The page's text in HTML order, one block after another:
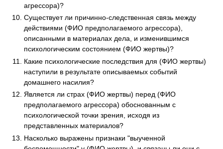
агрессора)?
Существует ли причинно-следственная связь между
действиями (ФИО предполагаемого агрессора),
описанными в материалах дела, и изменившимся
психологическим состоянием (ФИО жертвы)?
Какие психологические последствия для (ФИО жертвы)
наступили в результате описываемых событий
домашнего насилия?
Является ли страх (ФИО жертвы) перед (ФИО
предполагаемого агрессора) обоснованным с
психологической точки зрения, исходя из
представленных материалов?
Насколько выражены признаки "выученной